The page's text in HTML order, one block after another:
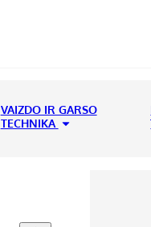
VAIZDO IR GARSO
TECHNIKA